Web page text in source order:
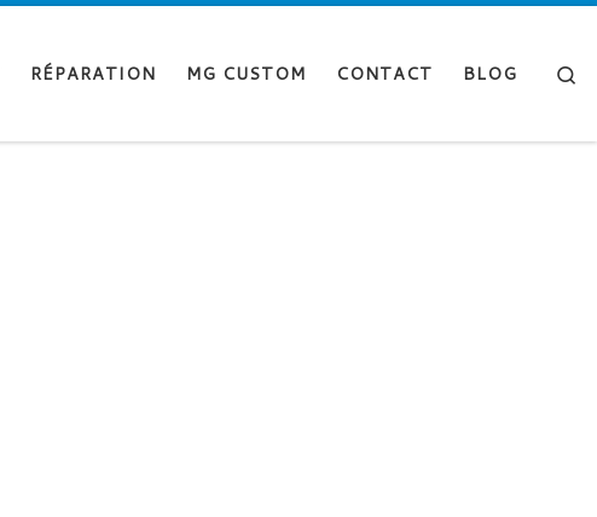
RÉPARATION MG CUSTOM CONTACT BLOG